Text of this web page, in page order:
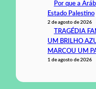
Por que a
Estado Palestino
2 de agosto de 2026
TRAGÉDIA
UM BRILHO
MARCOU UM
1 de agosto de 2026